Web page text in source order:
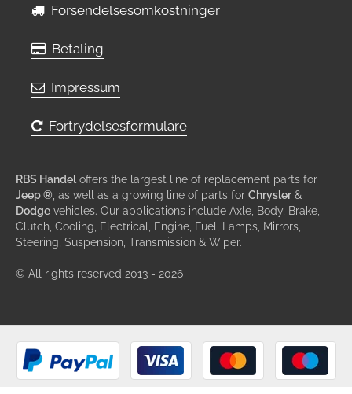
Forsendelsesomkostninger
Betaling
Impressum
Fortrydelsesformulare
RBS Handel offers the largest line of replacement parts for
Jeep ® , as well as a growing line of parts for Chrysler &
Dodge vehicles. Our applications include Axle, Body, Brake,
Clutch, Cooling, Electrical, Engine, Fuel, Lamps, Mirrors,
Steering, Suspension, Transmission & Wiper.
© All rights reserved 2013 - 2026